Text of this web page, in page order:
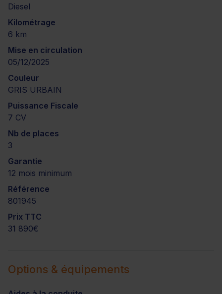
Diesel
Kilométrage
6 km
Mise en circulation
05/12/2025
Couleur
GRIS URBAIN
Puissance Fiscale
7 CV
Nb de places
3
Garantie
12 mois minimum
Référence
801945
Prix TTC
31 890€
Options & équipements